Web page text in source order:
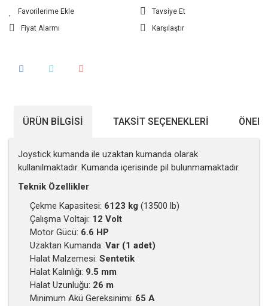
Tavsiye Et
Fiyat Alarmı
Karşılaştır
ÜRÜN BILGISI TAKSIT SEÇENEKLERI
Joystick kumanda ile uzaktan kumanda olarak
kullanılmaktadır. Kumanda içerisinde pil bulunmamaktadır.
Teknik Özellikler
Çekme Kapasitesi: 6123 kg (13500 lb)
Çalışma Voltajı: 12 Volt
Motor Gücü: 6.6 HP
Uzaktan Kumanda: Var (1 adet)
Halat Malzemesi: Sentetik
Halat Kalınlığı: 9.5 mm
Halat Uzunluğu: 26 m
Minimum Akü Gereksinimi: 65 A